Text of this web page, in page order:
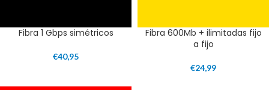
Fibra 1 Gbps simétricos
€40,95
Fibra 600Mb + ilimitadas fijo
a fijo
€24,99